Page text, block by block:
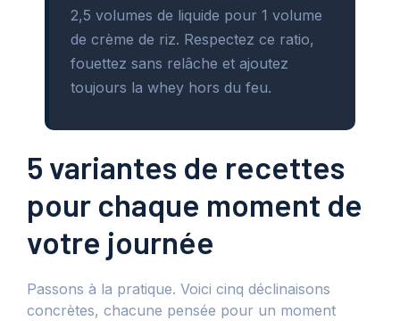
2,5 volumes de liquide pour 1 volume
de crème de riz. Respectez ce ratio,
fouettez sans relâche et ajoutez
toujours la whey hors du feu.
5 variantes de recettes
pour chaque moment de
votre journée
Passons à la pratique. Voici cinq déclinaisons
concrètes, chacune pensée pour un moment